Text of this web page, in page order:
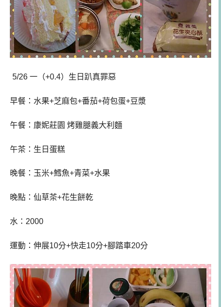
5/26 一（+0.4）生日趴真罪惡
早餐： 水果+芝麻包+番茄+荷包蛋+豆漿
午餐 ：康妮莊園 烤雞腿義大利麵
午茶：生日蛋糕
晚餐：玉米+鱈魚+青菜+水果
晚點 ：仙草茶+花生餅乾
水：2000
運動： 伸展10分+快走10分+腳踏車20分